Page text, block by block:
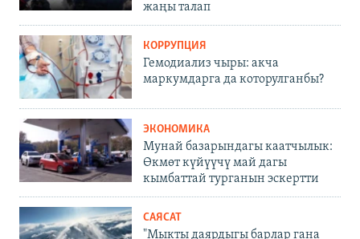
жаңы талап
КОРРУПЦИЯ
Гемодиализ чыры: акча
маркумдарга да которулганбы?
ЭКОНОМИКА
Мунай базарындагы каатчылык:
Өкмөт күйүүчү май дагы
кымбаттай турганын эскертти
САЯСАТ
"Мыкты даярдыгы барлар гана